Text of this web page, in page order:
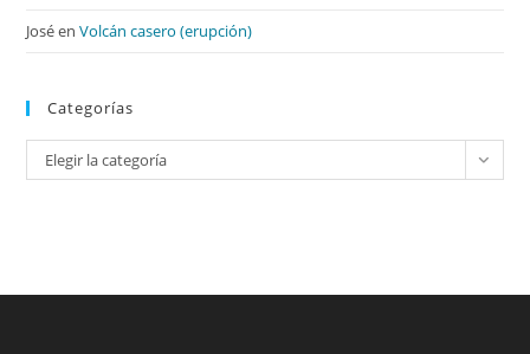
JoséenVolcán casero (erupción)
Categorías
Categorías
Elegir la categoría